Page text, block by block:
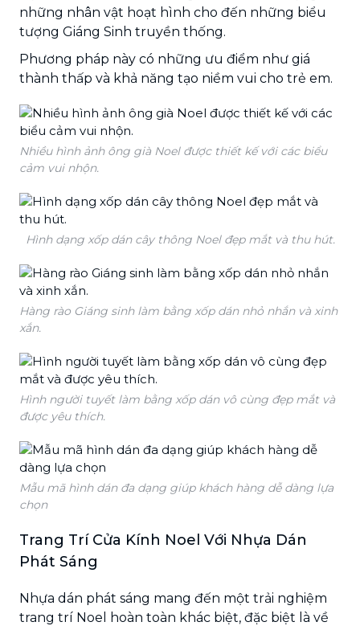
những nhân vật hoạt hình cho đến những biểu
tượng Giáng Sinh truyền thống.
Phương pháp này có những ưu điểm như giá
thành thấp và khả năng tạo niềm vui cho trẻ em.
Nhiều hình ảnh ông già Noel được thiết kế với các biểu
cảm vui nhộn.
Hình dạng xốp dán cây thông Noel đẹp mắt và thu hút.
Hàng rào Giáng sinh làm bằng xốp dán nhỏ nhắn và xinh
xắn.
Hình người tuyết làm bằng xốp dán vô cùng đẹp mắt và
được yêu thích.
Mẫu mã hình dán đa dạng giúp khách hàng dễ dàng lựa
chọn
Trang Trí Cửa Kính Noel Với Nhựa Dán
Phát Sáng
Nhựa dán phát sáng mang đến một trải nghiệm
trang trí Noel hoàn toàn khác biệt, đặc biệt là về